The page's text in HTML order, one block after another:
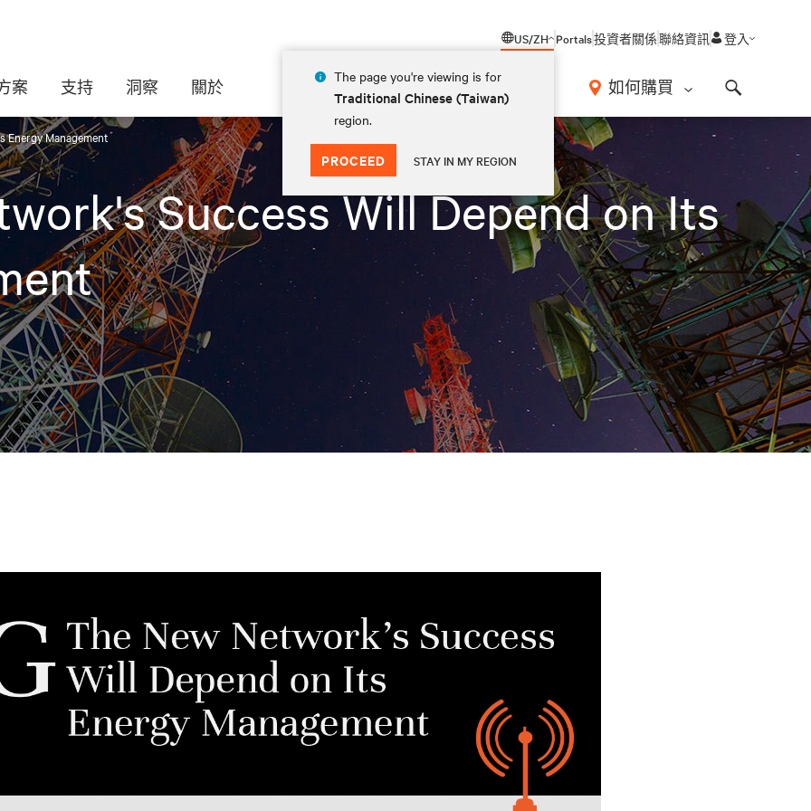
US/ZH
The page you're viewing is for
Traditional Chinese (Taiwan)
region.
PROCEED STAY IN MY REGION
Portals投資者關係聯絡資訊 登入
案 支持 洞察 關於 如何購買
Energy Management
Success Will Depend on Its